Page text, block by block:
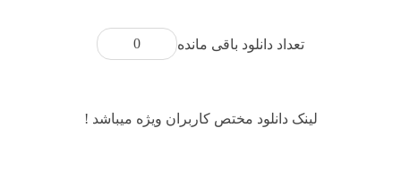
تعداد دانلود باقی مانده 0
لینک دانلود مختص کاربران ویژه میباشد !